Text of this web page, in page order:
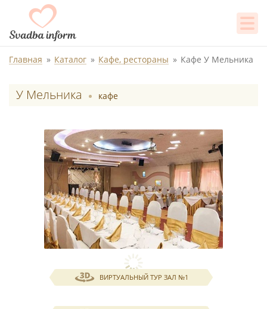
Главная Каталог Кафе, рестораны Кафе У Мельника
У Мельника кафе
ВИРТУАЛЬНЫЙ ТУР ЗАЛ №1